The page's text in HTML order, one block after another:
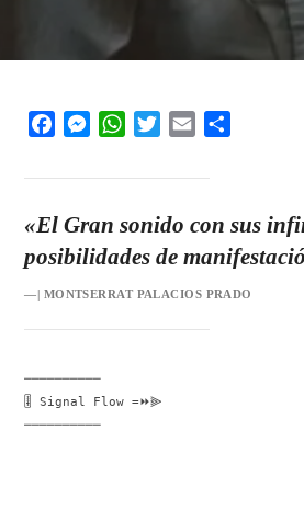
FacebookMessengerWhatsAppTwitterEmail
«El Gran sonido con sus
posibilidades de
—| MONTSERRAT PALACIOS PRADO
──────────
🎚️ Signal Flow =⏩⫸
──────────